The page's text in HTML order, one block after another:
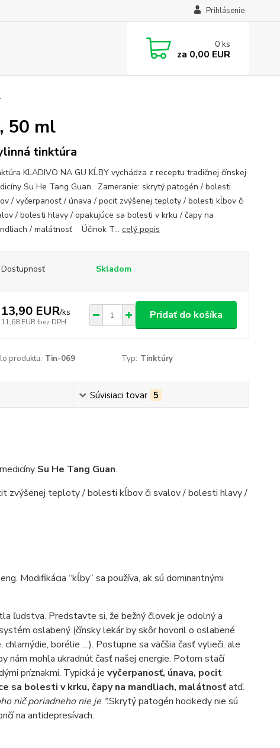
Prihlásenie
0 ks
za 0,00 EUR
50 ml
tinktúra
KLADIVO NA GU KĹBY vychádza z receptu tradičnej čínskej
Su He Tang Guan. Zameranie: skrytý patogén / bolesti
/ vyčerpanosť / únava / pocit zvýšenej teploty / bolesti kĺbov či
/ bolesti hlavy / opakujúce sa bolesti v krku / čapy na
/ malátnosť Účinok T... celý popis
Dostupnosť Skladom
13,90 EUR/ks
11,68 EUR bez DPH
Pridať do košíka
produktu: Tin-069 Typ: Tinktúry
Súvisiaci tovar 5
Su He Tang Guan.
zvýšenej teploty / bolesti kĺbov či svalov / bolesti hlavy /
Modifikácia “kĺby” sa používa, ak sú dominantnými
ľudstva. Predstavte si, že bežný človek je odolný a
oslabený (čínsky lekár by skôr hovoril o oslabené
chlamýdie, borélie …). Postupne sa väčšia časť vylieči, ale
nám mohla ukradnúť časť našej energie. Potom stačí
príznakmi. Typická je vyčerpanosť, únava, pocit
sa bolesti v krku, čapy na mandliach, malátnosťatď.
nič poriadneho nie je “.Skrytý patogén hocikedy nie sú
na antidepresívach.